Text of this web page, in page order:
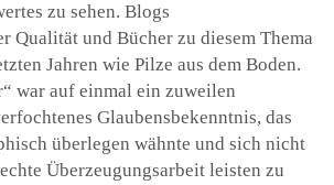
zu sehen. Blogs
Qualität und Bücher zu diesem Thema
Jahren wie Pilze aus dem Boden.
war auf einmal ein zuweilen
Glaubensbekenntnis, das
überlegen wähnte und sich nicht
Überzeugungsarbeit leisten zu